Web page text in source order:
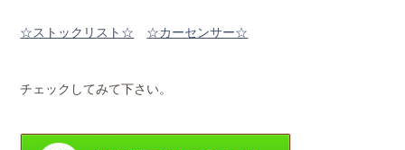
☆ストックリ スト☆ ☆カーセンサー☆
チェックしてみて下さい。